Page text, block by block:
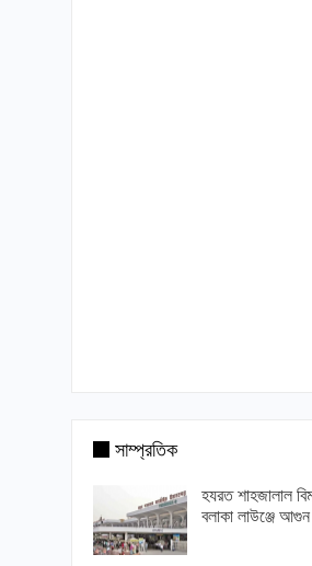
সাম্প্রতিক
হযরত শাহজালাল
বলাকা লাউঞ্জে আগুন